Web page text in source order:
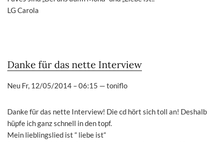
LG Carola
Danke für das nette Interview
Neu Fr, 12/05/2014 – 06:15 —toniflo
Danke für das nette Interview! Die cd hört sich toll an! Deshalb
hüpfe ich ganz schnell in den topf.
Mein lieblingslied ist “ liebe ist“